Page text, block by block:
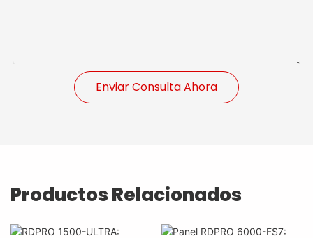
Enviar Consulta Ahora
Productos Relacionados